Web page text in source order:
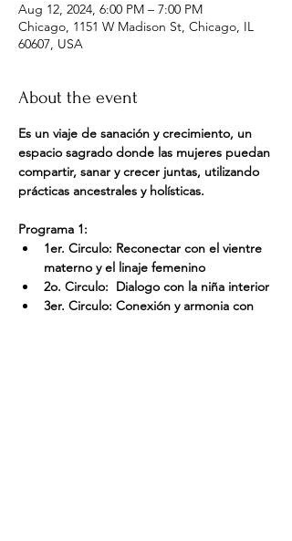
Aug 12, 2024, 6:00 PM – 7:00 PM
Chicago, 1151 W Madison St, Chicago, IL
60607, USA
About the event
Es un viaje de sanación y crecimiento, un
espacio sagrado donde las mujeres puedan
compartir, sanar y crecer juntas, utilizando
prácticas ancestrales y holísticas.
Programa 1:
1er. Circulo: Reconectar con el vientre
materno y el linaje femenino
2o. Circulo:  Dialogo con la niña interior
3er. Circulo: Conexión y armonia con